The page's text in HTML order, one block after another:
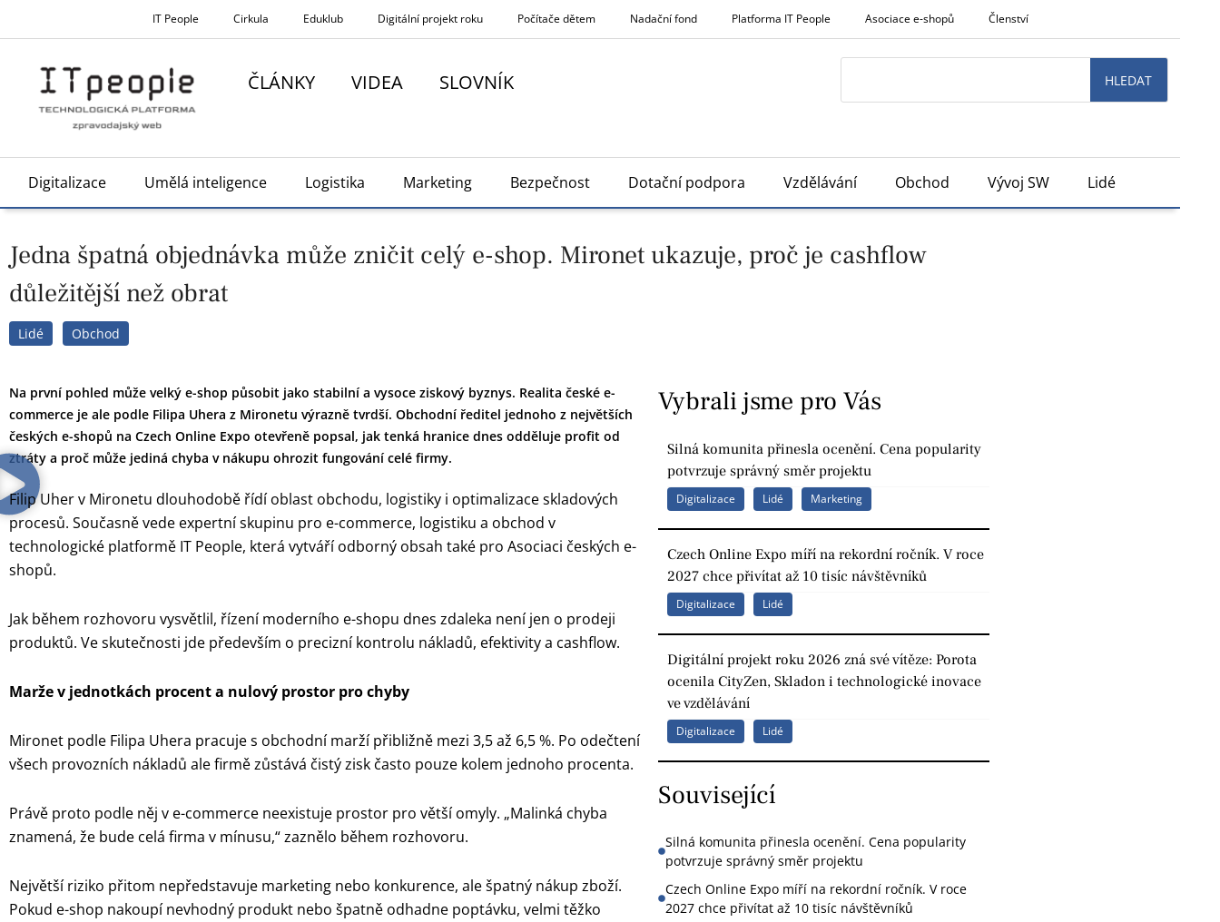
na
IT People Cirkula Eduklub Digitální projekt roku Počítače dětem Nadační fond Platforma IT People Asociace e-shopů Členství
ČLÁNKY VIDEA SLOVNÍK HLEDAT
Digitalizace Umělá inteligence Logistika Marketing Bezpečnost Dotační podpora Vzdělávání Obchod Vývoj SW Lidé
Jedna špatná objednávka může zničit celý e-shop. Mironet ukazuje, proč je cashflow
důležitější než obrat
Lidé Obchod
Na první pohled může velký e-shop působit jako stabilní a vysoce ziskový byznys. Realita české e-
commerce je ale podle Filipa Uhera z Mironetu výrazně tvrdší. Obchodní ředitel jednoho z největších
českých e-shopů na Czech Online Expo otevřeně popsal, jak tenká hranice dnes odděluje profit od
ztráty a proč může jediná chyba v nákupu ohrozit fungování celé firmy.
Filip Uher v Mironetu dlouhodobě řídí oblast obchodu, logistiky i optimalizace skladových
procesů. Současně vede expertní skupinu pro e-commerce, logistiku a obchod v
technologické platformě IT People, která vytváří odborný obsah také pro Asociaci českých e-
shopů.
Jak během rozhovoru vysvětlil, řízení moderního e-shopu dnes zdaleka není jen o prodeji
produktů. Ve skutečnosti jde především o precizní kontrolu nákladů, efektivity a cashflow.
Marže v jednotkách procent a nulový prostor pro chyby
Mironet podle Filipa Uhera pracuje s obchodní marží přibližně mezi 3,5 až 6,5 %. Po odečtení
všech provozních nákladů ale firmě zůstává čistý zisk často pouze kolem jednoho procenta.
Právě proto podle něj v e-commerce neexistuje prostor pro větší omyly. „Malinká chyba
znamená, že bude celá firma v mínusu,“ zaznělo během rozhovoru.
Největší riziko přitom nepředstavuje marketing nebo konkurence, ale špatný nákup zboží.
Pokud e-shop nakoupí nevhodný produkt nebo špatně odhadne poptávku, velmi těžko
Vybrali jsme pro Vás
Silná komunita přinesla ocenění. Cena popularity
potvrzuje správný směr projektu
Digitalizace Lidé Marketing
Czech Online Expo míří na rekordní ročník. V roce
2027 chce přivítat až 10 tisíc návštěvníků
Digitalizace Lidé
Digitální projekt roku 2026 zná své vítěze: Porota
ocenila CityZen, Skladon i technologické inovace
ve vzdělávání
Digitalizace Lidé
Související
Silná komunita přinesla ocenění. Cena popularity
potvrzuje správný směr projektu
Czech Online Expo míří na rekordní ročník. V roce
2027 chce přivítat až 10 tisíc návštěvníků